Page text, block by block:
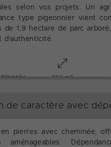
selon vos projets. Un
type pigeonnier vient
de 1,9 hectare de parc
d’authenticité.
220 m²
de caractère avec
en pierres avec cheminée,
aménageables.